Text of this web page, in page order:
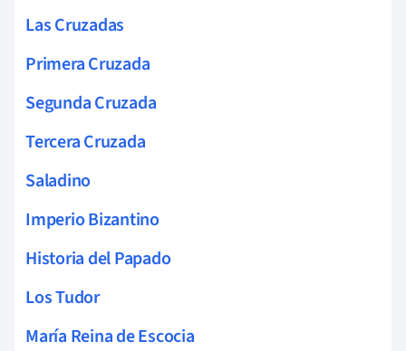
Las Cruzadas
Primera Cruzada
Segunda Cruzada
Tercera Cruzada
Saladino
Imperio Bizantino
Historia del Papado
Los Tudor
María Reina de Escocia